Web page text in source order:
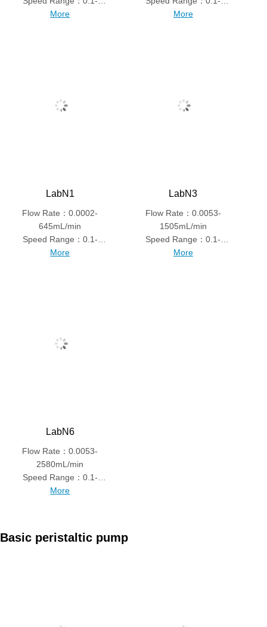
600rpm
More
600rpm
More
LabN1
Flow Rate：0.0002-
645mL/min
Speed Range：0.1-
150rpm
More
LabN3
Flow Rate：0.0053-
1505mL/min
Speed Range：0.1-
350rpm
More
LabN6
Flow Rate：0.0053-
2580mL/min
Speed Range：0.1-
600rpm
More
Basic peristaltic pump